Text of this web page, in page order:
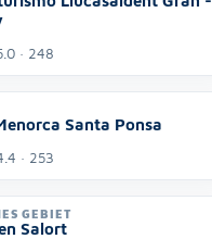
· 248
Santa Ponsa
· 253
GEBIET
Salort